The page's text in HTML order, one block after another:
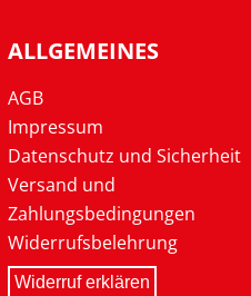
ALLGEMEINES
AGB
Impressum
Datenschutz und Sicherheit
Versand und
Zahlungsbedingungen
Widerrufsbelehrung
Widerruf erklären